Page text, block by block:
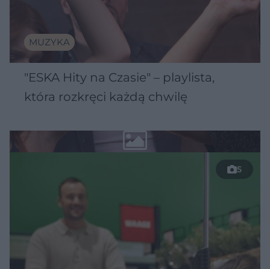
MUZYKA
"ESKA Hity na Czasie" – playlista,
która rozkręci każdą chwilę
5